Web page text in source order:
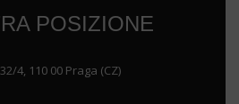
POSIZIONE
4, 110 00 Praga (CZ)